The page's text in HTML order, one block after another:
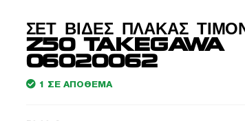
ΣΕΤ ΒΙΔΕΣ ΠΛΑΚΑΣ
Z50 TAKEGAWA
06020062
1 ΣΕ ΑΠΌΘΕΜΑ